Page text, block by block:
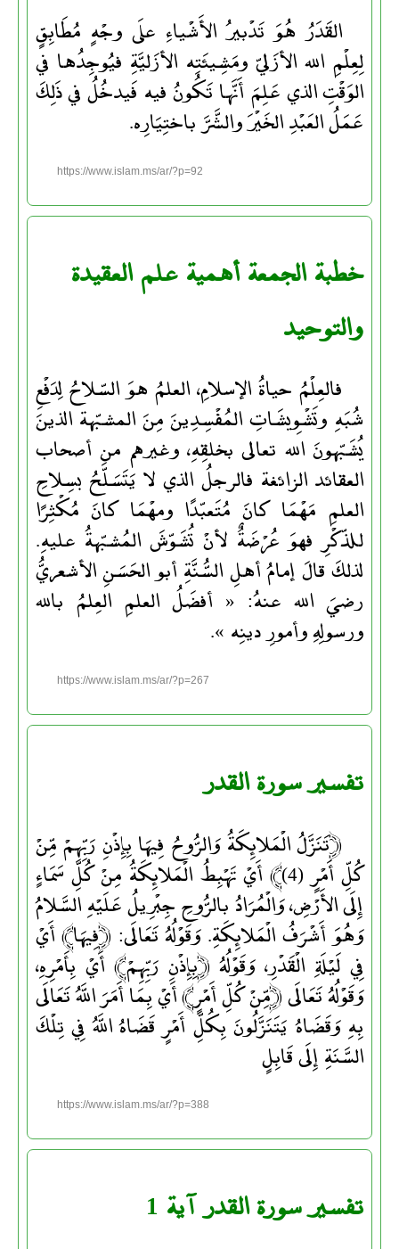
القَدَرُ هُوَ تَدْبيرُ الأَشْياءِ علَى وجْهٍ مُطَابِقٍ
لِعِلْمِ الله الأزَليّ ومَشِيئَتِه الأزَليَّةِ فيُوجِدُها في
الوَقْتِ الذي عَلِمَ أَنَّها تَكُونُ فيه فَيدخُلُ في ذَلِكَ
عَمَلُ العَبْدِ الخَيْرَ والشَّرَّ باختِيَارِه.
https://www.islam.ms/ar/?p=92
خطبة الجمعة أهمية علم العقيدة
والتوحيد
فالعِلْمُ حياةُ الإسلامِ، العلمُ هوَ السّلاحُ لِدَفْعِ
شُبَهِ وتَشْوِيشَاتِ المُفْسِدِينَ مِنَ المشبّهة الذينَ
يُشَبّهونَ الله تعالى بخلقِهِ، وغيرهم من أصحاب
العقائد الزائغة فالرجلُ الذي لا يَتَسَلَّحُ بسِلاحِ
العلمِ مَهْمَا كانَ مُتَعبّدًا ومهْمَا كانَ مُكْثِرًا
للذّكْرِ فهوَ عُرْضَةٌ لأنْ تُشَوّشَ المُشبّهةُ عليهِ.
لذلكَ قالَ إمامُ أهلِ السُّنَّةِ أبو الحَسَنِ الأشعريُّ
رضيَ الله عنهُ: « أفضَلُ العلمِ العِلمُ بالله
ورسولِهِ وأمورِ دينِه ».
https://www.islam.ms/ar/?p=267
تفسير سورة القدر
﴿تَنَزَّلُ الْمَلائِكَةُ وَالرُّوحُ فِيهَا بِإِذْنِ رَبِّهِمْ مِّنْ
كُلِّ أَمْرٍ (4)﴾ أَيْ تَهْبِطُ الْمَلائِكَةُ مِنْ كُلِّ سَمَاءٍ
إِلَى الأَرْضِ، وَالْمُرَادُ بالرُّوحِ جِبْرِيلُ عَلَيْهِ السَّلامُ
وَهُوَ أَشْرَفُ الْمَلائِكَةِ. وَقَوْلُهُ تَعَالَى: ﴿فِيهَا﴾ أَيْ
فِي لَيْلَةِ الْقَدْرِ، وَقَوْلُهُ ﴿بِإِذْنِ رَبِّهِمْ﴾ أَيْ بِأَمْرِهِ،
وَقَوْلُهُ تَعَالَى ﴿مِّنْ كُلِّ أَمْرٍ﴾ أَيْ بِمَا أَمَرَ اللَّهُ تَعَالَى
بِهِ وَقَضَاهُ يَتَنَزَّلُونَ بِكُلِّ أَمْرٍ قَضَاهُ اللَّهُ فِي تِلْكَ
السَّنَةِ إِلَى قَابِلٍ
https://www.islam.ms/ar/?p=388
تفسير سورة القدر آية 1